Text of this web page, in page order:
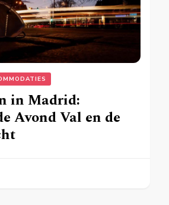
in Madrid:
Avond Val en de